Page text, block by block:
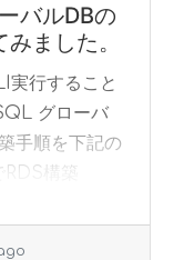
バルDBの
ました。
行すること
グローバ
手順を下記の
構築